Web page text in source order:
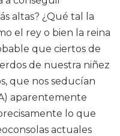
altas? ¿Qué tal la
el rey o bien la reina
que ciertos de
de nuestra niñez
que nos seducían
aparentemente
lo que
actuales